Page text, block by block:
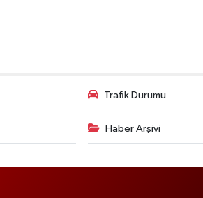
Trafik Durumu
Haber Arşivi